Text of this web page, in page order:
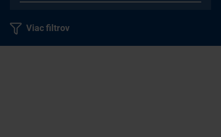
Viac filtrov